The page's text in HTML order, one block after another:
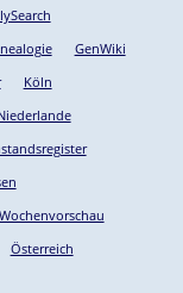
GenWiki
Köln
Wochenvorschau
Österreich